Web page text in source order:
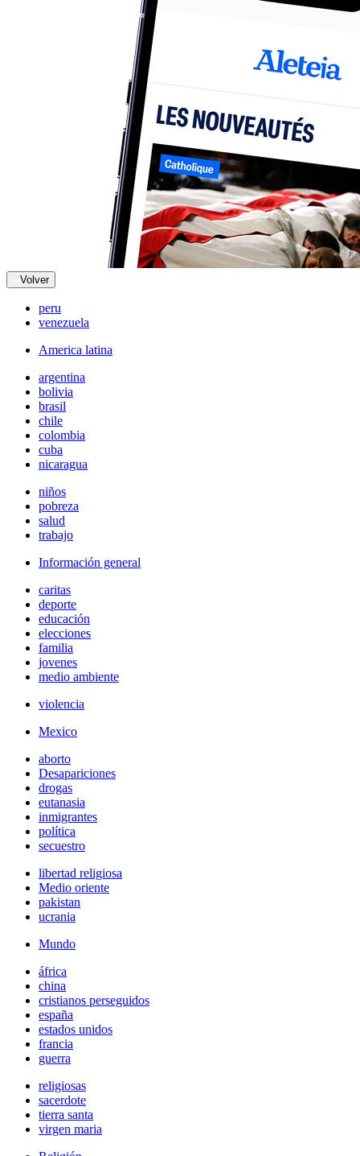
Volver
peru
venezuela
America latina
argentina
bolivia
brasil
chile
colombia
cuba
nicaragua
niños
pobreza
salud
trabajo
Información general
caritas
deporte
educación
elecciones
familia
jovenes
medio ambiente
violencia
Mexico
aborto
Desapariciones
drogas
eutanasia
inmigrantes
política
secuestro
libertad religiosa
Medio oriente
pakistan
ucrania
Mundo
áfrica
china
cristianos perseguidos
españa
estados unidos
francia
guerra
religiosas
sacerdote
tierra santa
virgen maria